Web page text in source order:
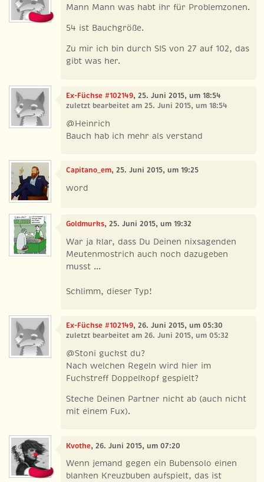
Mann Mann was habt ihr für Problemzonen.
54 ist Bauchgröße.
Zu mir ich bin durch SIS von 27 auf 102, das
gibt was her.
Ex-Füchse #102149, 25. Juni 2015, um 18:54
zuletzt bearbeitet am 25. Juni 2015, um 18:54
@Heinrich
Bauch hab ich mehr als verstand
Capitano_em, 25. Juni 2015, um 19:25
word
Goldmurks, 25. Juni 2015, um 19:32
War ja klar, dass Du Deinen nixsagenden
Meutenmostrich auch noch dazugeben
musst ...
Schlimm, dieser Typ!
Ex-Füchse #102149, 26. Juni 2015, um 05:30
zuletzt bearbeitet am 26. Juni 2015, um 05:32
@Stoni guckst du?
Nach welchen Regeln wird hier im
Fuchstreff Doppelkopf gespielt?
Steche Deinen Partner nicht ab (auch nicht
mit einem Fux).
Kvothe, 26. Juni 2015, um 07:20
Wenn jemand gegen ein Bubensolo einen
blanken Kreuzbuben aufspielt, das ist